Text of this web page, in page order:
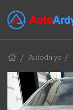
Autodalys